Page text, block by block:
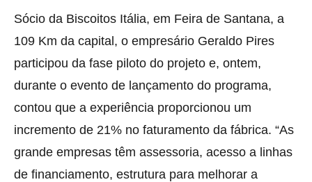
Sócio da Biscoitos Itália, em Feira de Santana, a
109 Km da capital, o empresário Geraldo Pires
participou da fase piloto do projeto e, ontem,
durante o evento de lançamento do programa,
contou que a experiência proporcionou um
incremento de 21% no faturamento da fábrica. “As
grande empresas têm assessoria, acesso a linhas
de financiamento, estrutura para melhorar a